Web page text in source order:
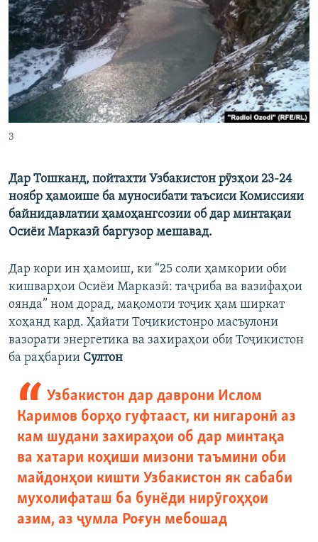
ГУЗОРИШҲОИ РАДИОӢ
Русский
ПАЙГИРӢ КУНЕД
3
Дар Тошканд, пойтахти Узбакистон рӯзҳои 23-24
ноябр ҳамоише ба муносибати таъсиси Комиссияи
байнидавлатии ҳамоҳангсозии об дар минтақаи
Осиёи Марказӣ баргузор мешавад.
Дар кори ин ҳамоиш, ки “25 соли ҳамкории оби
кишварҳои Осиёи Марказӣ: таҷриба ва вазифаҳои
оянда” ном дорад, мақомоти тоҷик ҳам ширкат
хоҳанд кард. Ҳайати Тоҷикистонро масъулони
вазорати энергетика ва захираҳои оби Тоҷикистон
ба раҳбарии Султон
Узбакистон дар даврони Ислом
Каримов борҳо гуфтааст, ки нигаронӣ аз
кам шудани захираҳои об дар минтақа
ва хатари коҳиши мизони таъмини оби
майдонҳои кишти Узбакистон як сабаби
мухолифаташ ба бунёди нирӯгоҳҳои
азим, аз ҷумла Роғун мебошад